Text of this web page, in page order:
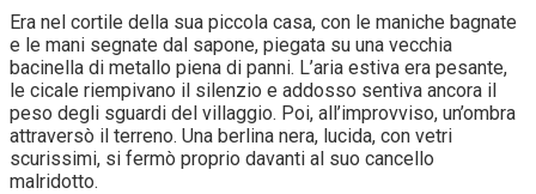
Era nel cortile della sua piccola casa, con le maniche bagnate
e le mani segnate dal sapone, piegata su una vecchia
bacinella di metallo piena di panni. L’aria estiva era pesante,
le cicale riempivano il silenzio e addosso sentiva ancora il
peso degli sguardi del villaggio. Poi, all’improvviso, un’ombra
attraversò il terreno. Una berlina nera, lucida, con vetri
scurissimi, si fermò proprio davanti al suo cancello
malridotto.